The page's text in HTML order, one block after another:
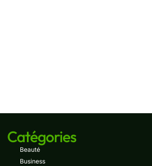
Catégories
Beauté
Business